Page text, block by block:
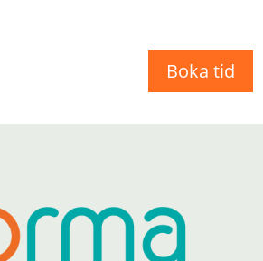
Boka tid